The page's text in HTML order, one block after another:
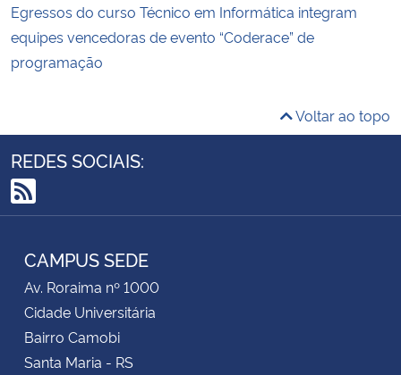
Egressos do curso Técnico em Informática integram
equipes vencedoras de evento “Coderace” de
programação
Voltar ao topo
REDES SOCIAIS:
RSS
CAMPUS SEDE
Av. Roraima nº 1000
Cidade Universitária
Bairro Camobi
Santa Maria - RS